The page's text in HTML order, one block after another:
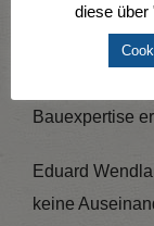
VM-Int.
Viele
Bauexpertise
Eduard
keine
diese über